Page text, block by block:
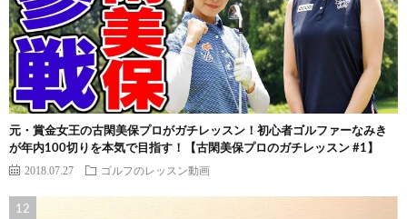
元・賞金女王の古閑美保プロがガチレッスン！初心者ゴルファーなみき
が年内100切りを本気で目指す！【古閑美保プロのガチレッスン #1】
2018.07.27 ゴルフのレッスン動画